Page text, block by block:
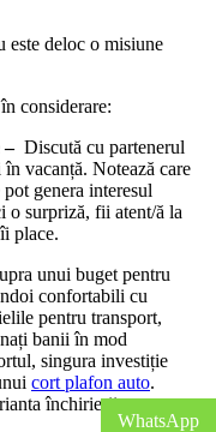
este deloc o misiune
considerare:
– Discută cu partenerul
vacanță. Notează care
genera interesul
o surpriză, fii atent/ă la
place.
unui buget pentru
confortabili cu
pentru transport,
banii în mod
singura investiție
cort plafon auto.
închirierii.
WhatsApp